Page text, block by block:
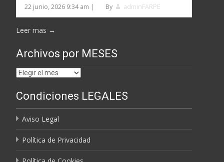
22 junio, 2026 9:34 am | By adminFARPE
Leer mas →
Archivos por MESES
Archivos
MESES
Condiciones LEGALES
Aviso Legal
Política de Privacidad